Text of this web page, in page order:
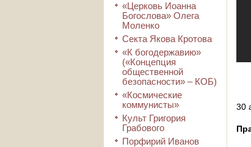
«Церковь Иоанна
Богослова» Олега
Моленко
Секта Якова Кротова
«К богодержавию»
(«Концепция
общественной
безопасности» – КОБ)
«Космические
коммунисты»
Культ Григория
Грабового
Порфирий Иванов
30